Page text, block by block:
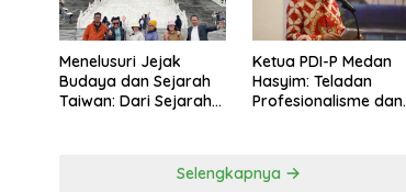
Menelusuri Jejak
Budaya dan Sejarah
Taiwan: Dari Sejarah
Sejarah Chiang Kai-
Ketua PDI-P Medan
Hasyim: Teladan
Profesionalisme dan
Selengkapnya